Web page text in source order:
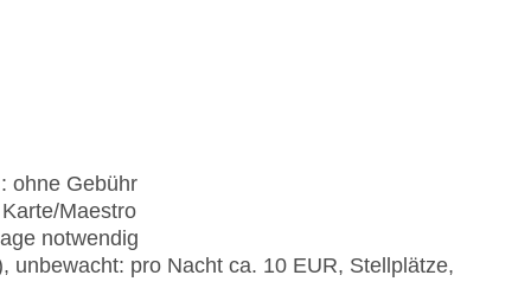
ohne Gebühr
Maestro
notwendig
unbewacht: pro Nacht ca. 10 EUR, Stellplätze,